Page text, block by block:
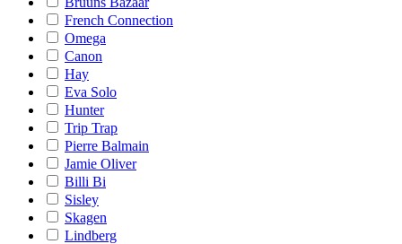
French Connection
Omega
Canon
Hay
Eva Solo
Hunter
Trip Trap
Pierre Balmain
Jamie Oliver
Billi Bi
Sisley
Skagen
Lindberg